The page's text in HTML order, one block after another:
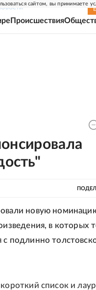
сайтом, вы принимаете
Происшествия
новую
в которых
с подлинно
список и